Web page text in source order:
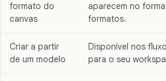
formato do
canvas
aparecem no
formatos.
Criar a partir
de um modelo
Disponível nos
para o seu